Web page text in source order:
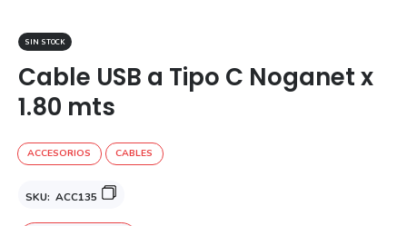
SIN STOCK
Cable USB a Tipo C Noganet x
1.80 mts
ACCESORIOS CABLES
SKU: ACC135